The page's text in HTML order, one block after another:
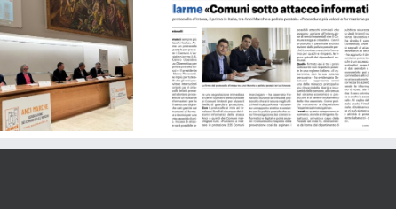
Il Resto del Carlino 30.03.24 Il Resto del Carlino 10.10.24